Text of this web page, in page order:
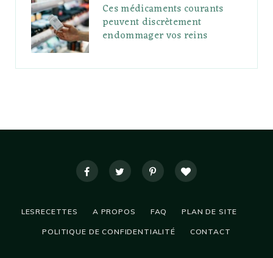
Ces médicaments courants
peuvent discrètement
endommager vos reins
LESRECETTES A PROPOS FAQ PLAN DE SITE
POLITIQUE DE CONFIDENTIALITÉ CONTACT